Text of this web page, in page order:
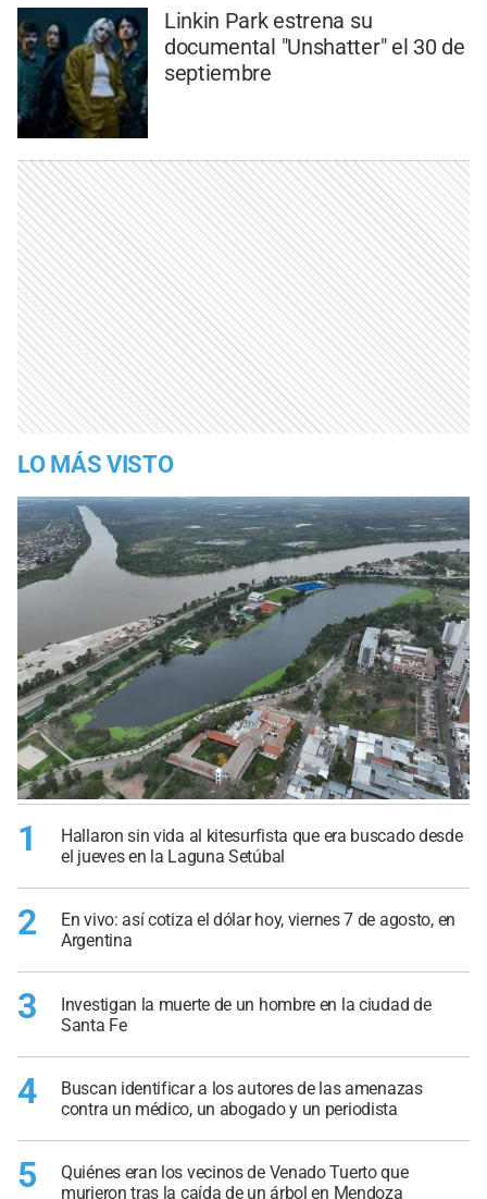
Linkin Park estrena su
documental "Unshatter" el 30 de
septiembre
LO MÁS VISTO
1
Hallaron sin vida al kitesurfista que era buscado desde
el jueves en la Laguna Setúbal
2
En vivo: así cotiza el dólar hoy, viernes 7 de agosto, en
Argentina
3
Investigan la muerte de un hombre en la ciudad de
Santa Fe
4
Buscan identificar a los autores de las amenazas
contra un médico, un abogado y un periodista
5
Quiénes eran los vecinos de Venado Tuerto que
murieron tras la caída de un árbol en Mendoza